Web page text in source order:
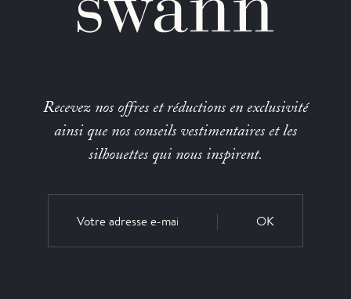
Recevez nos offres et réductions en exclusivité
ainsi que nos conseils vestimentaires et les
silhouettes qui nous inspirent.
OK